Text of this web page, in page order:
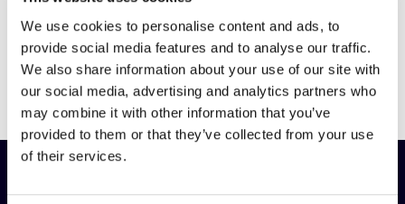
We use cookies to personalise content and ads, to
provide social media features and to analyse our traffic.
We also share information about your use of our site with
our social media, advertising and analytics partners who
may combine it with other information that you’ve
provided to them or that they’ve collected from your use
of their services.
PreviousNext